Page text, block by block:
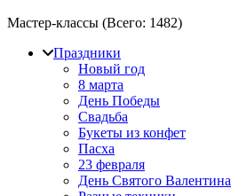
Мастер-классы (Всего: 1482)
Праздники
Новый год
8 марта
День Победы
Свадьба
Букеты из конфет
Пасха
23 февраля
День Святого Валентина